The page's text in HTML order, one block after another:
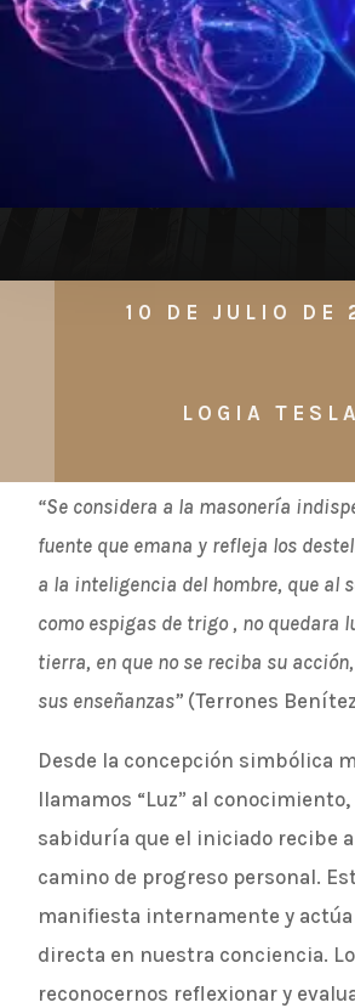
10 DE JULIO DE
LOGIA TESLA
“Se considera a la masonería
fuente que emana y refleja los
a la inteligencia del hombre, que al
como espigas de trigo , no quedara
tierra, en que no se reciba su
sus enseñanzas” (Terrones
Desde la concepción simbólica
llamamos “Luz” al conocimiento,
sabiduría que el iniciado recibe
camino de progreso personal.
manifiesta internamente y actúa
directa en nuestra conciencia.
reconocernos reflexionar y